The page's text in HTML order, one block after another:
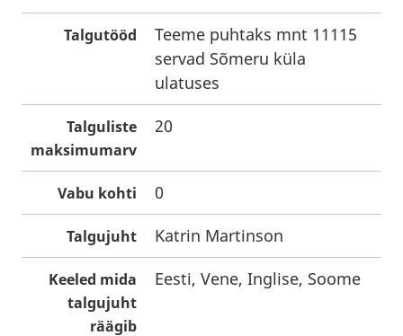
Talgutööd
Teeme puhtaks mnt 11115
servad Sõmeru küla
ulatuses
Talguliste
maksimumarv
20
Vabu kohti 0
Talgujuht Katrin Martinson
Keeled mida
talgujuht
räägib
Eesti, Vene, Inglise, Soome